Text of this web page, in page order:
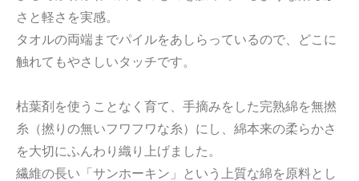
さと軽さを実感。
タオルの両端までパイルをあしらっているので、どこに
触れてもやさしいタッチです。
枯葉剤を使うことなく育て、手摘みをした完熟綿を無撚
糸（撚りの無いフワフワな糸）にし、綿本来の柔らかさ
を大切にふんわり織り上げました。
繊維の長い「サンホーキン」という上質な綿を原料とし